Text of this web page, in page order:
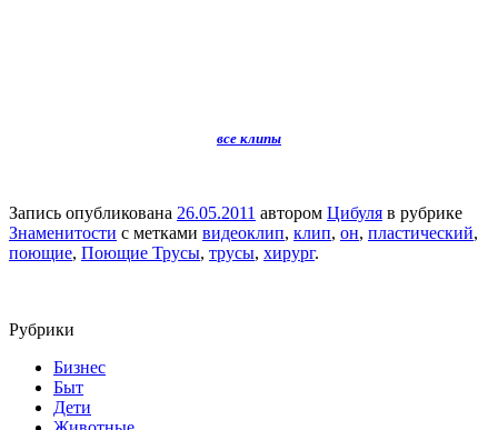
все клипы
Запись опубликована 26.05.2011 автором Цибуля в рубрике
Знаменитости с метками видеоклип, клип, он, пластический,
поющие, Поющие Трусы, трусы, хирург.
Рубрики
Бизнес
Быт
Дети